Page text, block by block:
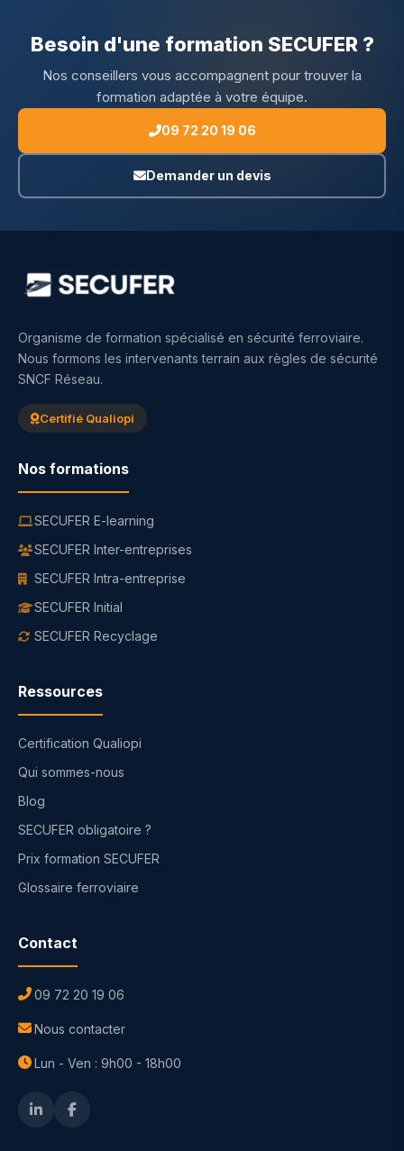
Besoin d'une formation SECUFER ?
Nos conseillers vous accompagnent pour trouver la
formation adaptée à votre équipe.
09 72 20 19 06
Demander un devis
Organisme de formation spécialisé en sécurité ferroviaire.
Nous formons les intervenants terrain aux règles de sécurité
SNCF Réseau.
Certifié Qualiopi
Nos formations
SECUFER E-learning
SECUFER Inter-entreprises
SECUFER Intra-entreprise
SECUFER Initial
SECUFER Recyclage
Ressources
Certification Qualiopi
Qui sommes-nous
Blog
SECUFER obligatoire ?
Prix formation SECUFER
Glossaire ferroviaire
Contact
09 72 20 19 06
Nous contacter
Lun - Ven : 9h00 - 18h00